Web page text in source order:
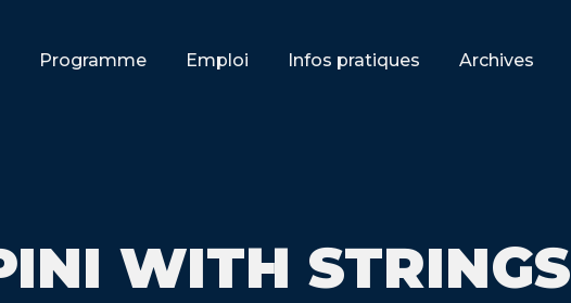
Programme Emploi Infos pratiques Archives
WITH STRINGS